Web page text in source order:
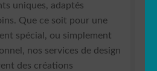
uniques, adaptés
Que ce soit pour une
spécial, ou simplement
nos services de design
des créations